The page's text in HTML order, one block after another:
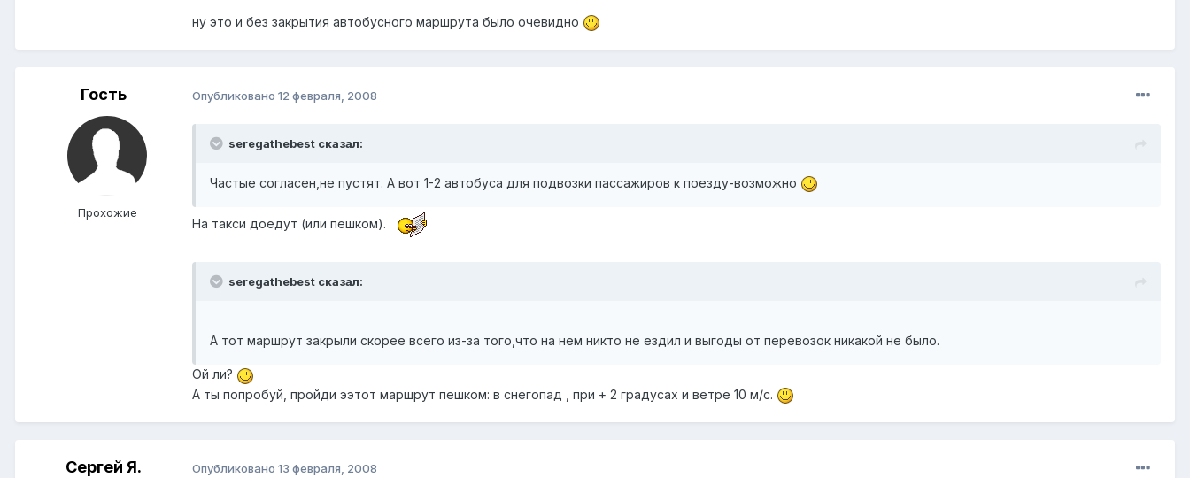
ну это и без закрытия автобусного маршрута было очевидно
Гость
Прохожие
Опубликовано 12 февраля, 2008
seregathebest сказал:
Частые согласен,не пустят. А вот 1-2 автобуса для подвозки пассажиров к поезду-возможно
На такси доедут (или пешком).
seregathebest сказал:
А тот маршрут закрыли скорее всего из-за того,что на нем никто не ездил и выгоды от перевозок никакой не было.
Ой ли?
А ты попробуй, пройди ээтот маршрут пешком: в снегопад , при + 2 градусах и ветре 10 м/с.
Сергей Я. Опубликовано 13 февраля, 2008